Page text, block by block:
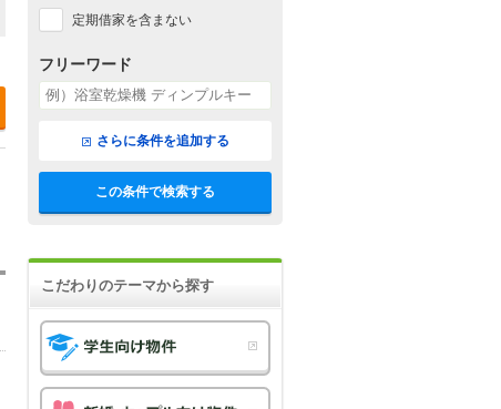
定期借家を含まない
フリーワード
さらに条件を追加する
この条件で検索する
こだわりのテーマから探す